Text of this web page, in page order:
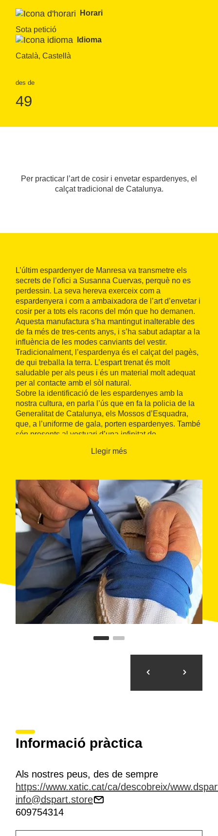
Horari
Sota petició
Idioma
Català, Castellà
des de
49
Per practicar l’art de cosir i envetar espardenyes, el
calçat tradicional de Catalunya.
L’últim espardenyer de Manresa va transmetre els
secrets de l’ofici a Susanna Cuervas, perquè no es
perdessin. La seva hereva exerceix com a
espardenyera i com a ambaixadora de l’art d’envetar i
cosir per a tots els racons del món que ho demanen.
Aquesta manufactura s’ha mantingut inalterable des
de fa més de tres-cents anys, i s’ha sabut adaptar a la
influència de les modes canviants del vestir.
Tradicionalment, l’espardenya és el calçat del pagès,
de qui treballa la terra. L’espart trenat és molt
saludable per als peus i és un material molt adequat
per al contacte amb el sòl natural.
Sobre la identificació de les espardenyes amb la
nostra cultura, en parla l’ús que en fa la policia de la
Generalitat de Catalunya, els Mossos d’Esquadra,
que, a l’uniforme de gala, porten espardenyes. També
són presents al vestuari d’una infinitat de
sardanistes, els trabucaires, els geganters… El
més, complements per a indumentàries modernes,
amb el valor de ser peces d’artesania, fetes amb
materials naturals, i es consideren el vehicle d’un
coneixement ancestral.
Als tallers de Susanna Cuervas i Dolors Miró,
aprendrem a cosir i envetar espardenyes, que podrem
calçar tot seguit. Per visitar la botiga, cal concertar
cita.
Llegir més
Informació pràctica
Als nostres peus, des de sempre
https://www.xatic.cat/ca/descobreix/
info@dspart.store
609754314